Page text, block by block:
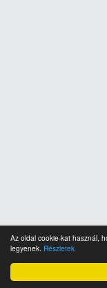
Az oldal cookie-kat használ,
legyenek. Részletek